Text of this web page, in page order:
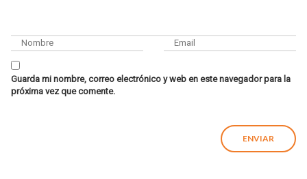
Guarda mi nombre, correo electrónico y web en este navegador para la
próxima vez que comente.